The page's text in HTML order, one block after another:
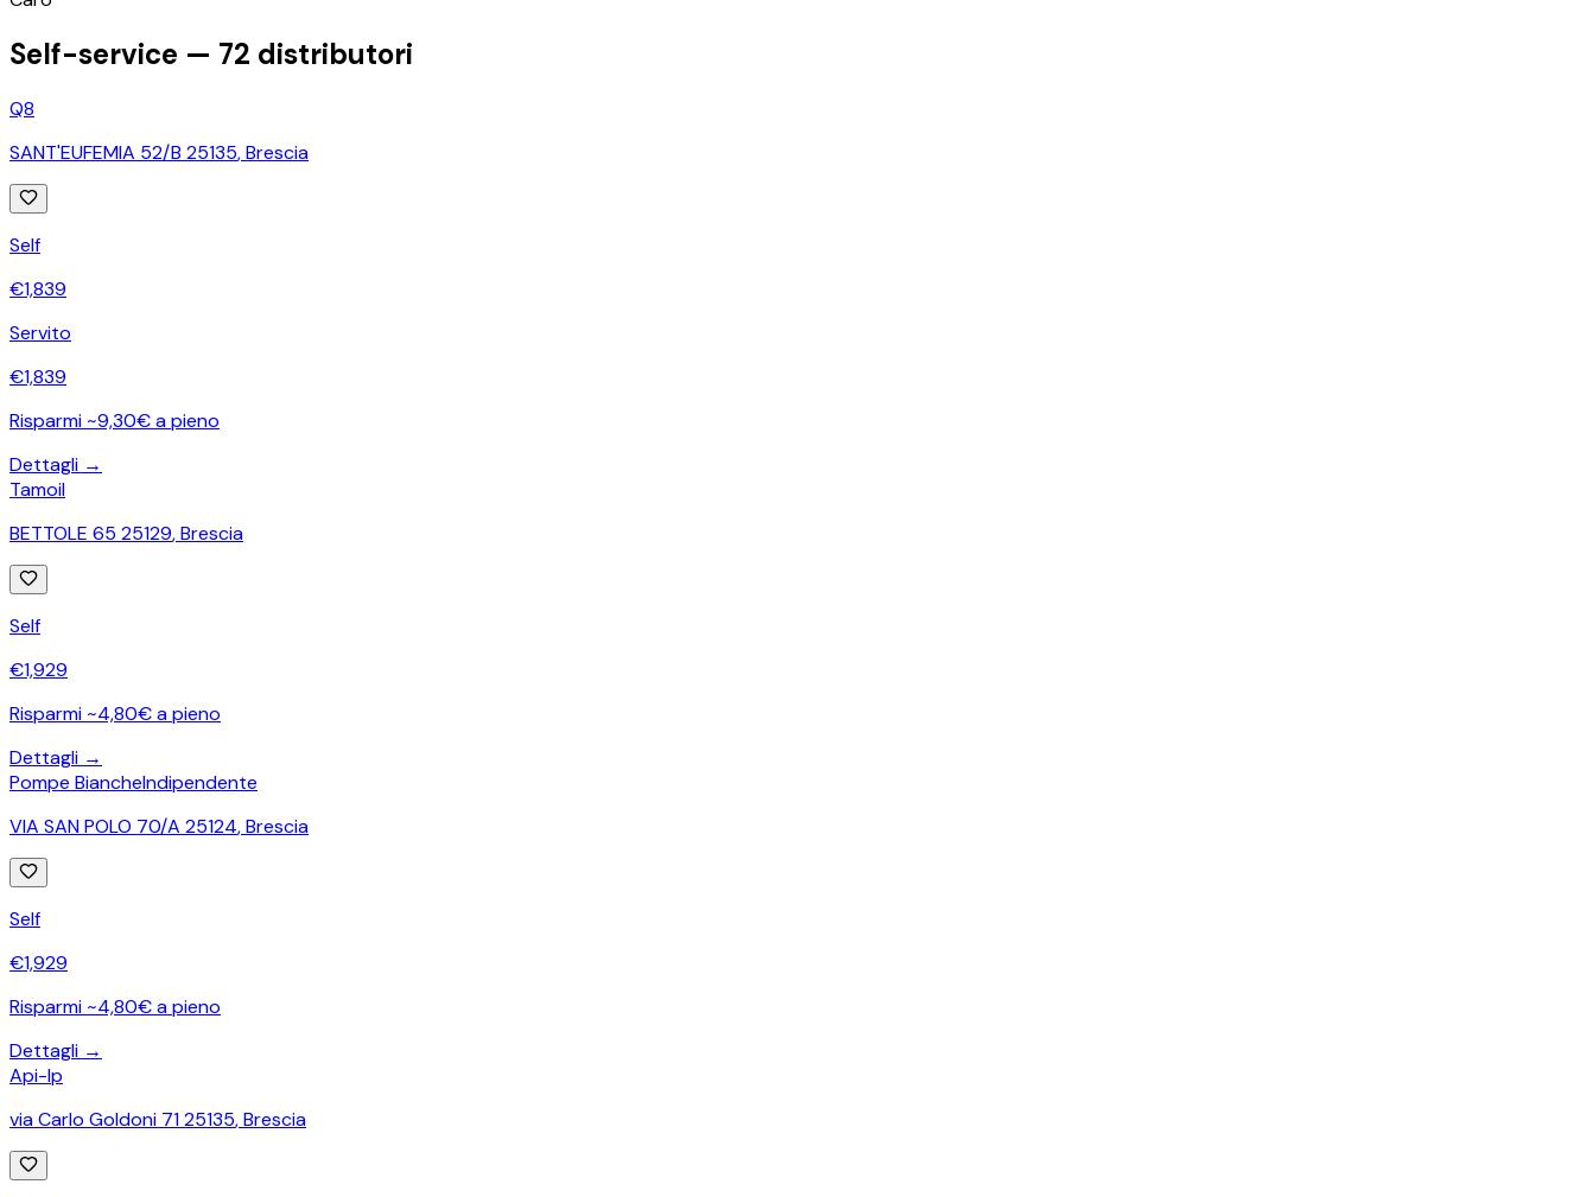
Self-service — 72 distributori
Q8
SANT'EUFEMIA 52/B 25135,Brescia
Self
€1,839
Servito
€1,839
Risparmi ~9,30€ a pieno
Dettagli →
Tamoil
BETTOLE 65 25129,Brescia
Self
€1,929
Risparmi ~4,80€ a pieno
Dettagli →
Pompe BiancheIndipendente
VIA SAN POLO 70/A 25124,Brescia
Self
€1,929
Risparmi ~4,80€ a pieno
Dettagli →
Api-Ip
via Carlo Goldoni 71 25135,Brescia